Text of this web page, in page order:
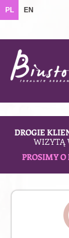
PL EN
DROGIE
WIZYTĄ
PROSIMY